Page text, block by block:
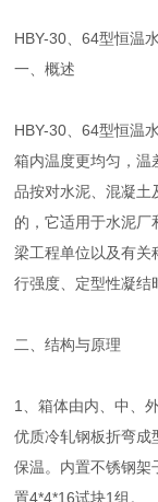
HBY-30、64型恒温
一、概述
HBY-30、64型恒温
箱内温度更均匀，温
品按对水泥、混凝土
的，它适用于水泥厂
梁工程单位以及有关
行强度、定型性凝结
二、结构与原理
1、箱体由内、中、
优质冷轧钢板折弯成
保温。内置不锈钢架
置4*4*16试块1组。